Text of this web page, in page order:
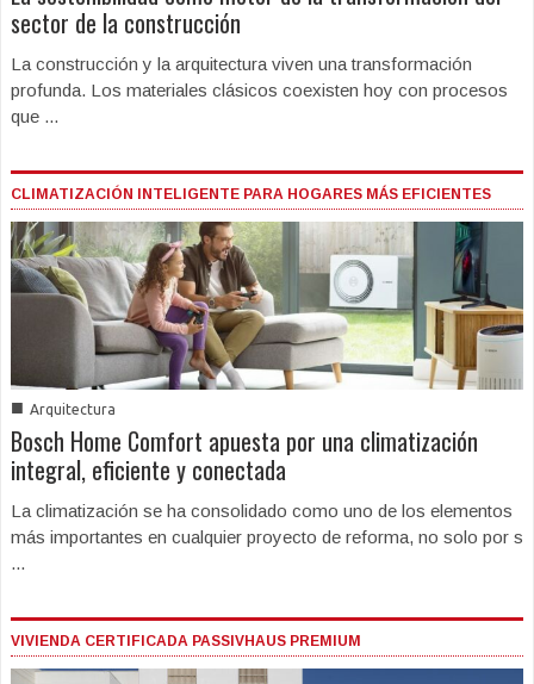
sector de la construcción
La construcción y la arquitectura viven una transformación
profunda. Los materiales clásicos coexisten hoy con procesos
que ...
CLIMATIZACIÓN INTELIGENTE PARA HOGARES MÁS EFICIENTES
■ Arquitectura
Bosch Home Comfort apuesta por una climatización
integral, eficiente y conectada
La climatización se ha consolidado como uno de los elementos
más importantes en cualquier proyecto de reforma, no solo por s
...
VIVIENDA CERTIFICADA PASSIVHAUS PREMIUM